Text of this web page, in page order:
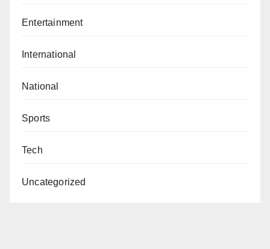
Entertainment
International
National
Sports
Tech
Uncategorized